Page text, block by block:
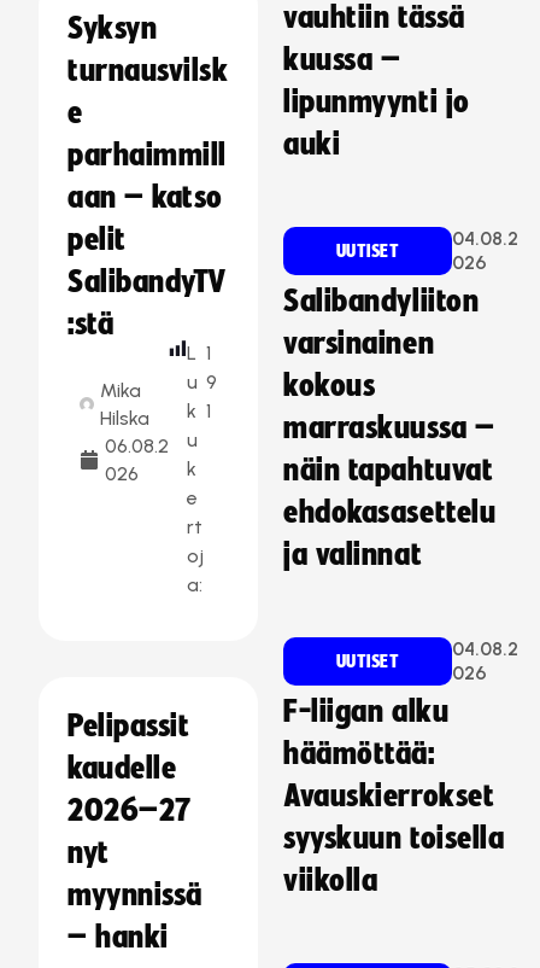
Syksyn
turnausvilsk
e
parhaimmill
aan – katso
pelit
SalibandyTV
:stä
Mika
Hilska
06.08.2
026
L
u
k
u
k
e
rt
oj
a:
1
9
1
Pelipassit
kaudelle
2026–27
nyt
myynnissä
– hanki
vauhtiin tässä
kuussa –
lipunmyynti jo
auki
UUTISET
04.08.2
026
Salibandyliiton
varsinainen
kokous
marraskuussa –
näin tapahtuvat
ehdokasasettelu
ja valinnat
UUTISET
04.08.2
026
F-liigan alku
häämöttää:
Avauskierrokset
syyskuun toisella
viikolla